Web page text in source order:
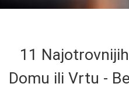
11
Domu ili Vrtu -